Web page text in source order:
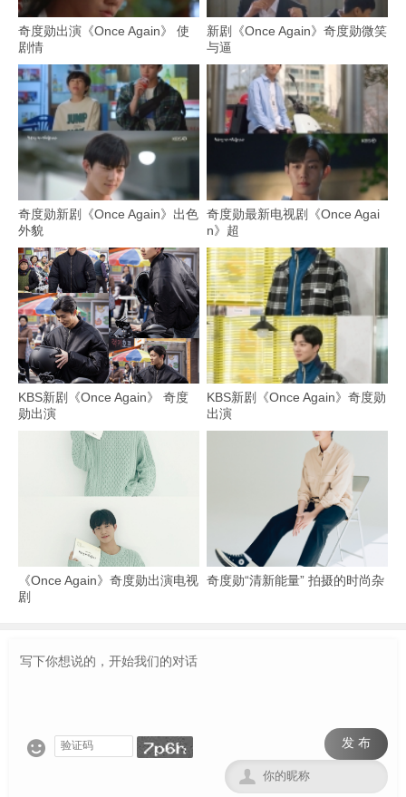
奇度勋出演《Once Again》 使
剧情
新剧《Once Again》奇度勋微笑
与逼
奇度勋新剧《Once Again》出色
外貌
奇度勋最新电视剧《Once Agai
n》超
KBS新剧《Once Again》 奇度
勋出演
KBS新剧《Once Again》奇度勋
出演
《Once Again》奇度勋出演电视
剧
奇度勋“清新能量” 拍摄的时尚杂
 发 布
